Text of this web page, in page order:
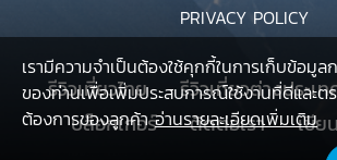
PRIVACY POLICY
รีวิวเที่ยวไทย รีวิวเที่ยวต่างประเท
บล็อกเกอร์
ติดต่อเรา เขีย
เรามีความจำเป็นต้องใช้คุกกี้ในการเก็บข้อมูล
ของท่านเพื่อเพิ่มประสบการณ์ใช้งานที่ดีและต
ต้องการของลูกค้าอ่านรายละเอียดเพิ่มเติม